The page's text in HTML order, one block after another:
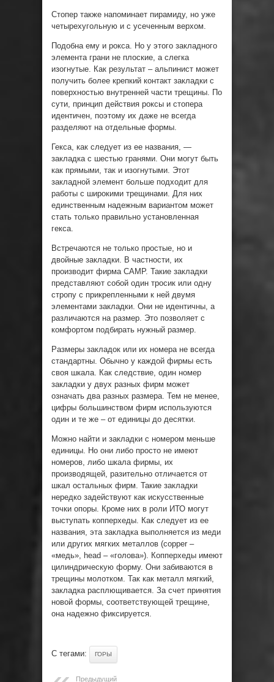
Стопер также напоминает пирамиду, но уже
четырехугольную и с усеченным верхом.
Подобна ему и рокса. Но у этого закладного
элемента грани не плоские, а слегка
изогнутые. Как результат – альпинист может
получить более крепкий контакт закладки с
поверхностью внутренней части трещины. По
сути, принцип действия роксы и стопера
идентичен, поэтому их даже не всегда
разделяют на отдельные формы.
Гекса, как следует из ее названия, —
закладка с шестью гранями. Они могут быть
как прямыми, так и изогнутыми. Этот
закладной элемент больше подходит для
работы с широкими трещинами. Для них
единственным надежным вариантом может
стать только правильно установленная
гекса.
Встречаются не только простые, но и
двойные закладки. В частности, их
производит фирма CAMP. Такие закладки
представляют собой один тросик или одну
стропу с прикрепленными к ней двумя
элементами закладки. Они не идентичны, а
различаются на размер. Это позволяет с
комфортом подбирать нужный размер.
Размеры закладок или их номера не всегда
стандартны. Обычно у каждой фирмы есть
своя шкала. Как следствие, один номер
закладки у двух разных фирм может
означать два разных размера. Тем не менее,
цифры большинством фирм используются
один и те же – от единицы до десятки.
Можно найти и закладки с номером меньше
единицы. Но они либо просто не имеют
номеров, либо шкала фирмы, их
производящей, разительно отличается от
шкал остальных фирм. Такие закладки
нередко задействуют как искусственные
точки опоры. Кроме них в роли ИТО могут
выступать копперхеды. Как следует из ее
названия, эта закладка выполняется из меди
или других мягких металлов (copper –
«медь», head – «голова»). Копперхеды имеют
цилиндрическую форму. Они забиваются в
трещины молотком. Так как металл мягкий,
закладка расплющивается. За счет принятия
новой формы, соответствующей трещине,
она надежно фиксируется.
С тегами: ГОРЫ
Предыдущий